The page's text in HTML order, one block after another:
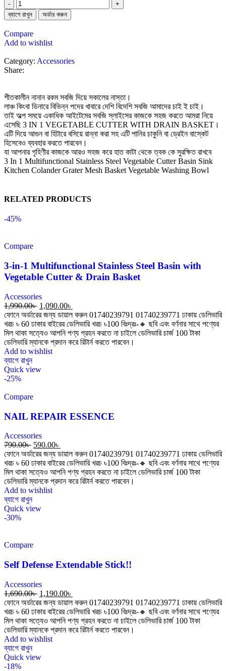
ব্যাগে রাখুন অর্ডার করুন
Compare
Add to wishlist
Category: Accessories
Share:
শীতকালীন নানান রকম সবজি দিয়ে সকালের নাস্তা।
লাঞ্চ কিংবা ডিনারে বিভিন্ন পদের খাবারে দেশি বিদেশি সবজি আমাদের চাই ই চাই।
তাই অল্প সময়ে একাধিক আইটেমের সবজি স্লাইসের কাজকে সহজ করতে আমরা নিয়ে
এসেছি 3 IN 1 VEGETABLE CUTTER WITH DRAIN BASKET।
এটি দিয়ে আগুন বা হিটারে বসিয়ে রান্না করা সহ এটি পানির চাকুনি বা ড্রেইন বাস্কেট
হিসেবেও ব্যবহার করতে পারবেন।
যা আপনার গৃহিণীর কাজকে আরও সহজ করে হাত কাটা থেকে ত্বক কে সুরক্ষিত রাখবে
3 In 1 Multifunctional Stainless Steel Vegetable Cutter Basin Sink
Kitchen Colander Grater Mesh Basket Vegetable Washing Bowl
RELATED PRODUCTS
-45%
Compare
3-in-1 Multifunctional Stainless Steel Basin with
Vegetable Cutter & Drain Basket
Accessories
1,990.00৳ 1,090.00৳
ফোনে অর্ডারের জন্য ডায়াল করুন 01740239791 01740239771 ঢাকায় ডেলিভারি
খরচ ৳ 60 ঢাকার বাইরের ডেলিভারি খরচ ৳100 বিঃদ্রঃ-🔸 ছবি এবং বর্ণনার সাথে পণ্যের
মিল থাকা সত্যেও আপনি পণ্য গ্রহন করতে না চাইলে ডেলিভারি চার্জ 100 টাকা
ডেলিভারি ম্যানকে প্রদান করে রিটার্ন করতে পারবেন।
Add to wishlist
ব্যাগে রাখুন
Quick view
-25%
Compare
NAIL REPAIR ESSENCE
Accessories
790.00৳ 590.00৳
ফোনে অর্ডারের জন্য ডায়াল করুন 01740239791 01740239771 ঢাকায় ডেলিভারি
খরচ ৳ 60 ঢাকার বাইরের ডেলিভারি খরচ ৳100 বিঃদ্রঃ-🔸 ছবি এবং বর্ণনার সাথে পণ্যের
মিল থাকা সত্যেও আপনি পণ্য গ্রহন করতে না চাইলে ডেলিভারি চার্জ 100 টাকা
ডেলিভারি ম্যানকে প্রদান করে রিটার্ন করতে পারবেন।
Add to wishlist
ব্যাগে রাখুন
Quick view
-30%
Compare
Self Defense Extendable Stick!!
Accessories
1,690.00৳ 1,190.00৳
ফোনে অর্ডারের জন্য ডায়াল করুন 01740239791 01740239771 ঢাকায় ডেলিভারি
খরচ ৳ 60 ঢাকার বাইরের ডেলিভারি খরচ ৳100 বিঃদ্রঃ-🔸 ছবি এবং বর্ণনার সাথে পণ্যের
মিল থাকা সত্যেও আপনি পণ্য গ্রহন করতে না চাইলে ডেলিভারি চার্জ 100 টাকা
ডেলিভারি ম্যানকে প্রদান করে রিটার্ন করতে পারবেন।
Add to wishlist
ব্যাগে রাখুন
Quick view
-18%